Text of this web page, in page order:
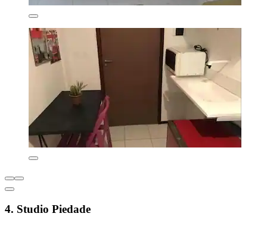
4. Studio Piedade